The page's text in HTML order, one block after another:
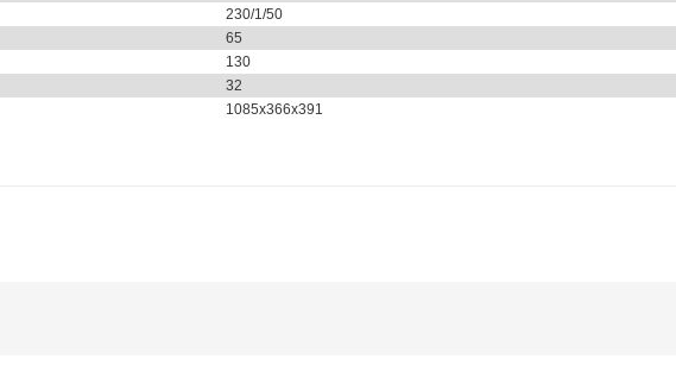
230/1/50
65
130
32
1085x366x391